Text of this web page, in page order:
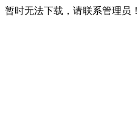
暂时无法下载，请联系管理员！